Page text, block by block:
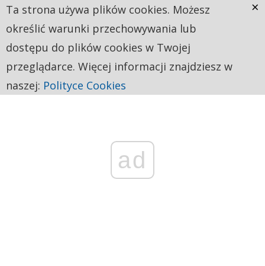
ad
Ta strona używa plików cookies. Możesz
określić warunki przechowywania lub
dostępu do plików cookies w Twojej
przeglądarce. Więcej informacji znajdziesz w
naszej: Polityce Cookies
×